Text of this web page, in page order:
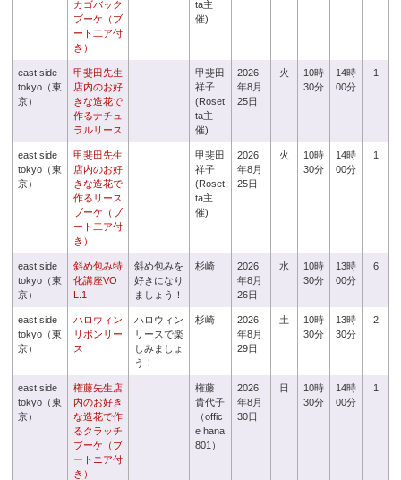
カゴバック
ブーケ（ブ
ート二ア付
き）
ta主
催)
east side
tokyo（東
京）
甲斐田先生
店内のお好
きな造花で
作るナチュ
ラルリース
甲斐田
祥子
(Roset
ta主
催)
2026
年8月
25日
火
10時
30分
14時
00分
1
east side
tokyo（東
京）
甲斐田先生
店内のお好
きな造花で
作るリース
ブーケ（ブ
ート二ア付
き）
甲斐田
祥子
(Roset
ta主
催)
2026
年8月
25日
火
10時
30分
14時
00分
1
east side
tokyo（東
京）
斜め包み特
化講座VO
L.1
斜め包みを
好きになり
ましょう！
杉崎
2026
年8月
26日
水
10時
30分
13時
00分
6
east side
tokyo（東
京）
ハロウィン
リボンリー
ス
ハロウィン
リースで楽
しみましょ
う！
杉崎
2026
年8月
29日
土
10時
30分
13時
30分
2
east side
tokyo（東
京）
権藤先生店
内のお好き
な造花で作
るクラッチ
ブーケ（ブ
ートニア付
き）
権藤
貴代子
（offic
e hana
801）
2026
年8月
30日
日
10時
30分
14時
00分
1